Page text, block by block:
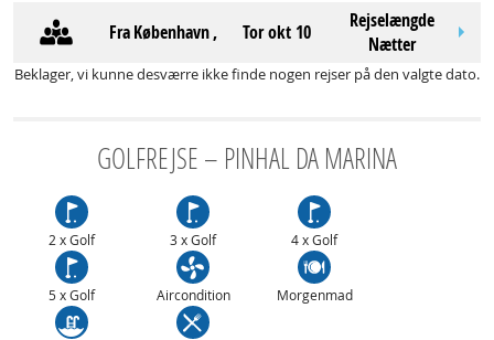
FraKøbenhavn, tor okt 10
Rejselængde
Nætter
Beklager, vi kunne desværre ikke finde nogen rejser på den valgte dato.
GOLFREJSE – PINHAL DA MARINA
2 x Golf 3 x Golf 4 x Golf
5 x Golf Aircondition Morgenmad